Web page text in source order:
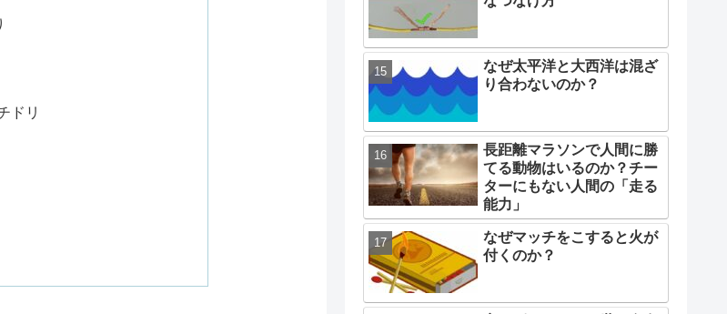
ドリ
なぜ太平洋と大西洋は混ざ
り合わないのか？
長距離マラソンで人間に勝
てる動物はいるのか？チー
ターにもない人間の「走る
能力」
なぜマッチをこすると火が
付くのか？